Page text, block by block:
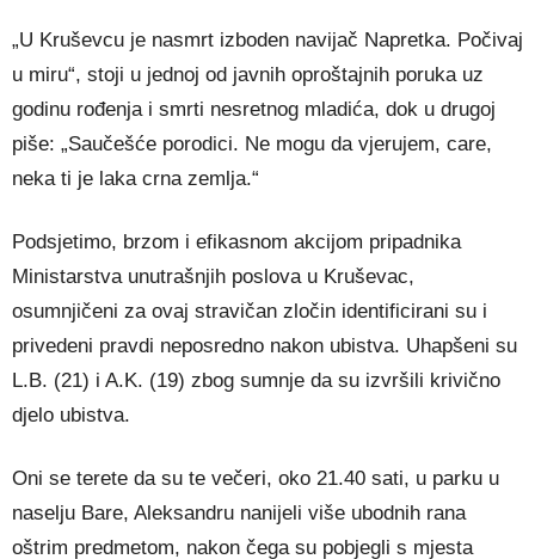
„U Kruševcu je nasmrt izboden navijač Napretka. Počivaj
u miru“, stoji u jednoj od javnih oproštajnih poruka uz
godinu rođenja i smrti nesretnog mladića, dok u drugoj
piše: „Saučešće porodici. Ne mogu da vjerujem, care,
neka ti je laka crna zemlja.“
Podsjetimo, brzom i efikasnom akcijom pripadnika
Ministarstva unutrašnjih poslova u Kruševac,
osumnjičeni za ovaj stravičan zločin identificirani su i
privedeni pravdi neposredno nakon ubistva. Uhapšeni su
L.B. (21) i A.K. (19) zbog sumnje da su izvršili krivično
djelo ubistva.
Oni se terete da su te večeri, oko 21.40 sati, u parku u
naselju Bare, Aleksandru nanijeli više ubodnih rana
oštrim predmetom, nakon čega su pobjegli s mjesta